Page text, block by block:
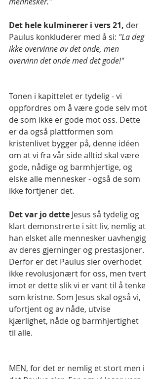
Det hele kulminerer i vers 21, der
Paulus konkluderer med å si: "La deg
ikke overvinne av det onde, men
overvinn det onde med det gode!"
Tonen i kapittelet er tydelig - vi
oppfordres om å være gode selv mot
de som ikke er gode mot oss. Dette
er da også plattformen som
kristenlivet bygger på, denne idéen
om at vi fra vår side alltid skal være
gode, nådige og barmhjertige, og
elske alle mennesker - også de som
ikke fortjener det.
Det var jo dette Jesus så tydelig og
klart demonstrerte i sitt liv, nemlig at
han elsket alle mennesker uavhengig
av deres gjerninger og prestasjoner.
Derfor er det Paulus sier overhodet
ikke revolusjonært for oss, men tvert
imot er dette slik vi er vant til å tenke
som kristne. Som Jesus skal også vi,
ufortjent og av nåde, utvise
kjærlighet, nåde og barmhjertighet
til alle.
MEN, for det er nemlig et stort men i